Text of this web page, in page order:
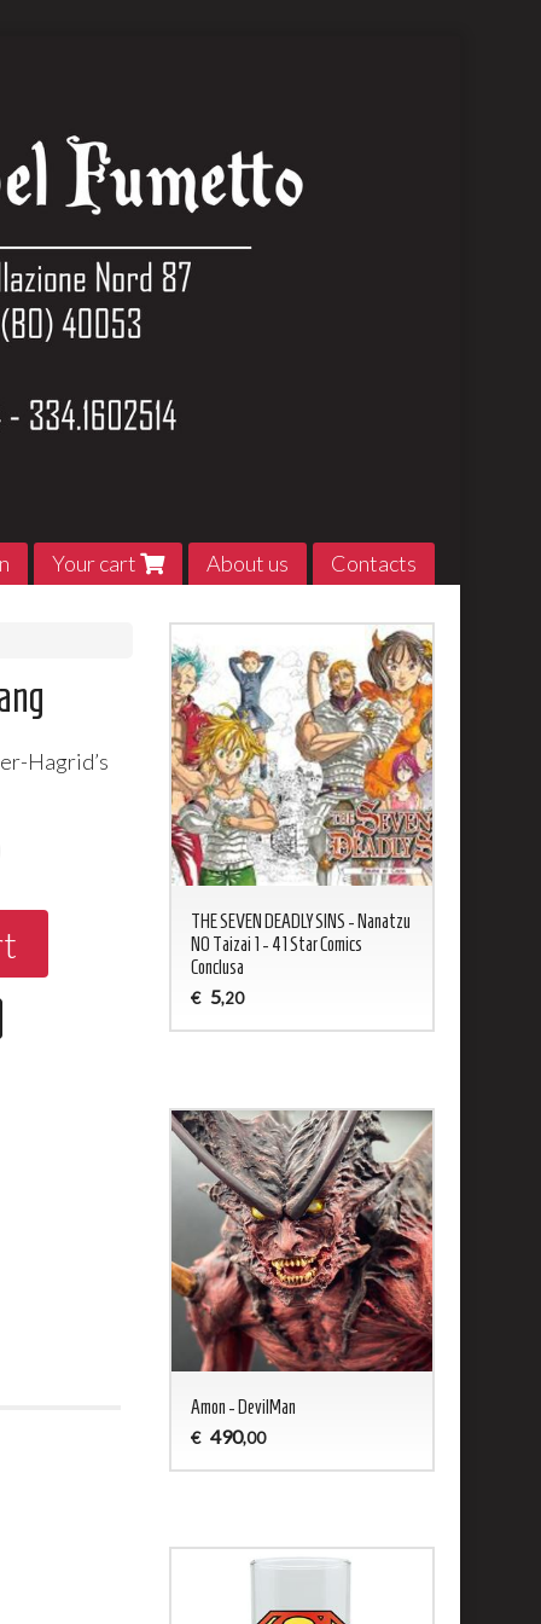
Your cart About us Contacts
Hagrid’s
THE SEVEN DEADLY SINS - Nanatzu
NO Taizai 1 - 41 Star Comics
Conclusa
€ 5,20
Amon - DevilMan
€ 490,00